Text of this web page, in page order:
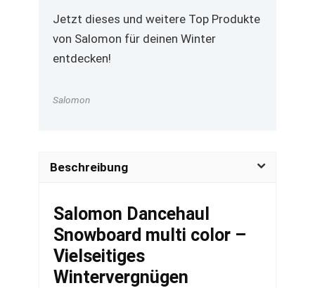
Jetzt dieses und weitere Top Produkte
von Salomon für deinen Winter
entdecken!
Salomon
Beschreibung
Salomon Dancehaul
Snowboard multi color –
Vielseitiges
Wintervergnügen